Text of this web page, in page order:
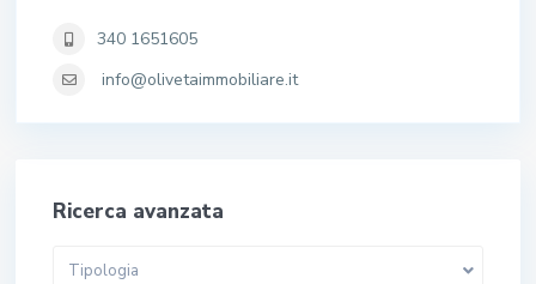
340 1651605
info@olivetaimmobiliare.it
Ricerca avanzata
Tipologia